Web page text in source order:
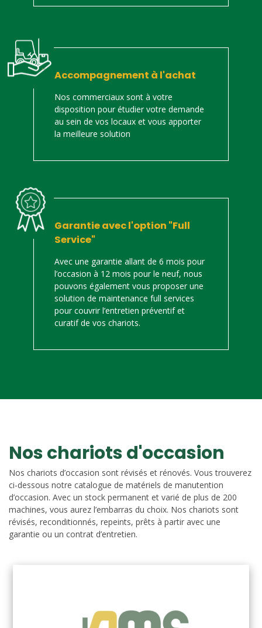
Accompagnement à l'achat
Nos commerciaux sont à votre
disposition pour étudier votre demande
au sein de vos locaux et vous apporter
la meilleure solution
Garantie avec l'option "Full
Service"
Avec une garantie allant de 6 mois pour
l’occasion à 12 mois pour le neuf, nous
pouvons également vous proposer une
solution de maintenance full services
pour couvrir l’entretien préventif et
curatif de vos chariots.
Nos chariots d'occasion
Nos chariots d’occasion sont révisés et rénovés. Vous trouverez
ci-dessous notre catalogue de matériels de manutention
d’occasion. Avec un stock permanent et varié de plus de 200
machines, vous aurez l’embarras du choix. Nos chariots sont
révisés, reconditionnés, repeints, prêts à partir avec une
garantie ou un contrat d’entretien.